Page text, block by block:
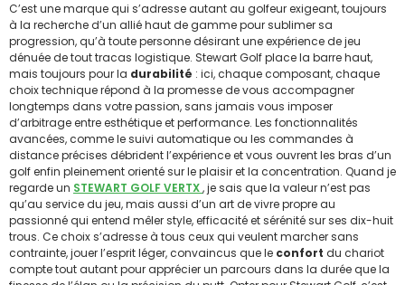
C’est une marque qui s’adresse autant au golfeur exigeant, toujours
à la recherche d’un allié haut de gamme pour sublimer sa
progression, qu’à toute personne désirant une expérience de jeu
dénuée de tout tracas logistique. Stewart Golf place la barre haut,
mais toujours pour la durabilité : ici, chaque composant, chaque
choix technique répond à la promesse de vous accompagner
longtemps dans votre passion, sans jamais vous imposer
d’arbitrage entre esthétique et performance. Les fonctionnalités
avancées, comme le suivi automatique ou les commandes à
distance précises débrident l’expérience et vous ouvrent les bras d’un
golf enfin pleinement orienté sur le plaisir et la concentration. Quand je
regarde un STEWART GOLF VERTX, je sais que la valeur n’est pas
qu’au service du jeu, mais aussi d’un art de vivre propre au
passionné qui entend mêler style, efficacité et sérénité sur ses dix-huit
trous. Ce choix s’adresse à tous ceux qui veulent marcher sans
contrainte, jouer l’esprit léger, convaincus que le confort du chariot
compte tout autant pour apprécier un parcours dans la durée que la